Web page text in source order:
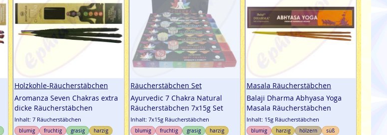
Holzkohle-Räucherstäbchen
Aromanza Seven Chakras extra
dicke Räucherstäbchen
Inhalt: 7 Räucherstäbchen
blumig fruchtig grasig
harzig
Räucherstäbchen Set
Ayurvedic 7 Chakra Natural
Räucherstäbchen 7x15g Set
Inhalt: 7x15g Räucherstäbchen
blumig fruchtig grasig
harzig
Masala Räucherstäbchen
Balaji Dharma Abhyasa Yoga
Masala Räucherstäbchen
Inhalt: 15g Räucherstäbchen
blumig harzig hölzern süß